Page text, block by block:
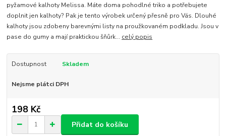
pyžamové kalhoty Melissa. Máte doma pohodlné triko a potřebujete
doplnit jen kalhoty? Pak je tento výrobek určený přesně pro Vás. Dlouhé
kalhoty jsou zdobeny barevnými listy na proužkovaném podkladu. Jsou v
pase do gumy a mají praktickou šňůrk... celý popis
Dostupnost Skladem
Nejsme plátci DPH
198 Kč
Přidat do košíku